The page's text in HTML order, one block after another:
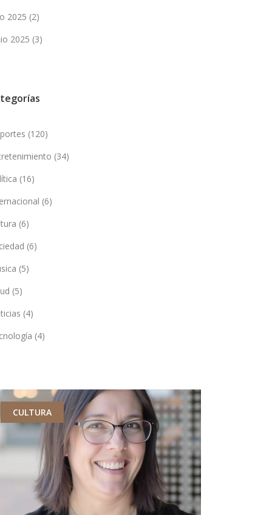
2025 (2)
2025 (3)
(120)
(34)
(16)
(6)
(6)
(6)
(5)
(5)
(4)
(4)
CULTURA